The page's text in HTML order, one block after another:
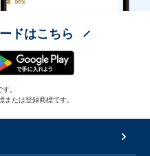
ドはこちら
。
たは登録商標です。